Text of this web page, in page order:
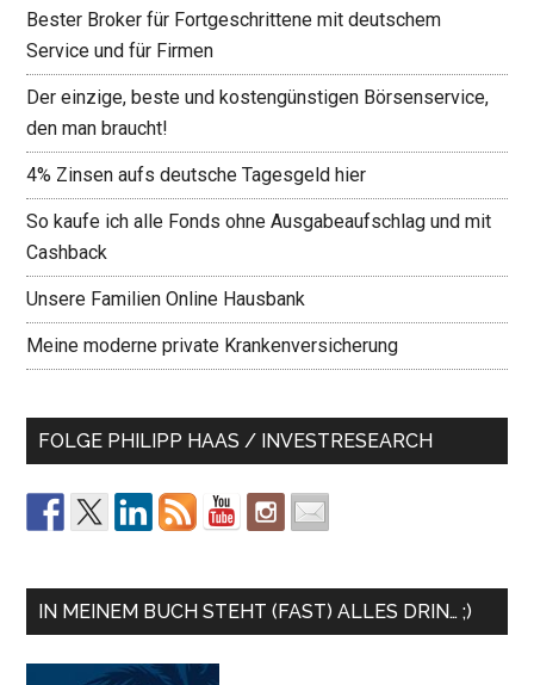
Bester Broker für Fortgeschrittene mit deutschem
Service und für Firmen
Der einzige, beste und kostengünstigen Börsenservice,
den man braucht!
4% Zinsen aufs deutsche Tagesgeld hier
So kaufe ich alle Fonds ohne Ausgabeaufschlag und mit
Cashback
Unsere Familien Online Hausbank
Meine moderne private Krankenversicherung
FOLGE PHILIPP HAAS / INVESTRESEARCH
IN MEINEM BUCH STEHT (FAST) ALLES DRIN… ;)